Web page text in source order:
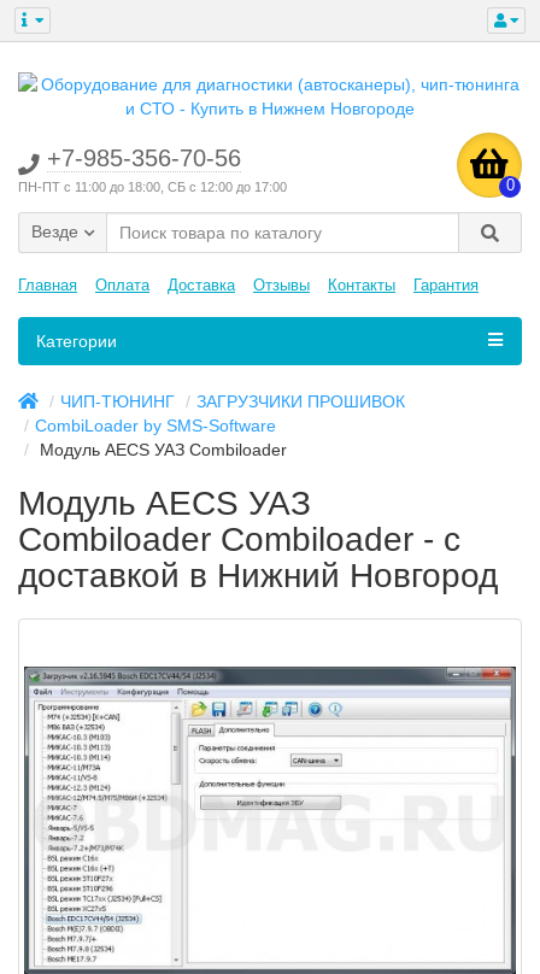
+7-985-356-70-56
ПН-ПТ с 11:00 до 18:00, СБ с 12:00 до 17:00 0
Везде
Главная Оплата Доставка Отзывы Контакты Гарантия
Категории
ЧИП-ТЮНИНГ
ЗАГРУЗЧИКИ ПРОШИВОК
CombiLoader by SMS-Software
Модуль AECS УАЗ Combiloader
Модуль AECS УАЗ
Combiloader Combiloader - с
доставкой в Нижний Новгород